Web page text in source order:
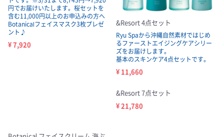
円でお届けいたします。桜セットを
含む11,000円以上のお申込みの方へ
Botanicalフェイスマスク3枚プレゼ
ント♪
¥ 7,920
&Resort 4点セット
Ryu Spaから沖縄自然素材ではじめ
るファーストエイジングケアシリー
ズをお届けします。
基本のスキンケア4点セットです。
¥ 11,660
&Resort 7点セット
¥ 21,780